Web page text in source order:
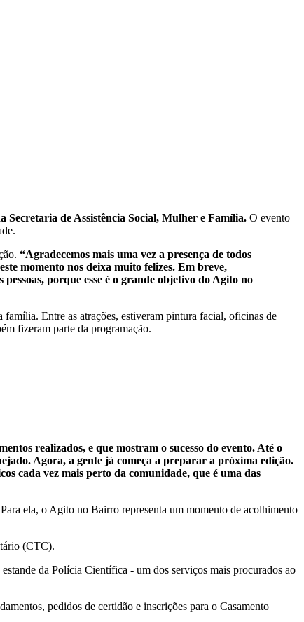
de Assistência Social, Mulher e Família. O evento
“Agradecemos mais uma vez a presença de todos
momento nos deixa muito felizes. Em breve,
porque esse é o grande objetivo do Agito no
Entre as atrações, estiveram pintura facial, oficinas de
fizeram parte da programação.
realizados, e que mostram o sucesso do evento. Até o
Agora, a gente já começa a preparar a próxima edição.
cada vez mais perto da comunidade, que é uma das
ela, o Agito no Bairro representa um momento de acolhimento
(CTC).
estande da Polícia Científica - um dos serviços mais procurados ao
pedidos de certidão e inscrições para o Casamento